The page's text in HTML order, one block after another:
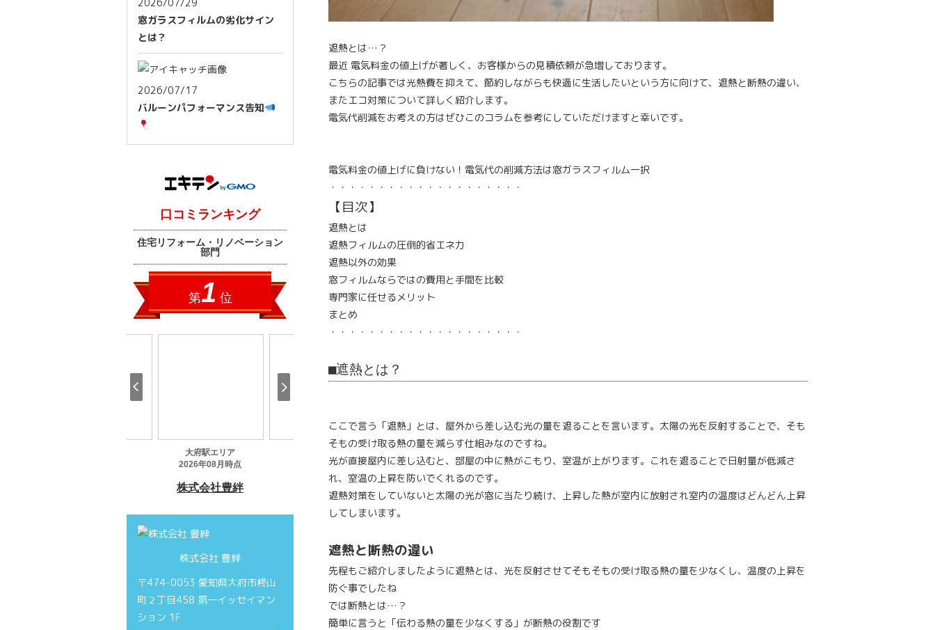
遮熱とは…？
最近 電気料金の値上げが著しく、お客様からの見積依頼が急増しております。
こちらの記事では光熱費を抑えて、節約しながらも快適に生活したいという方に向けて、遮熱と断熱の違い、
またエコ対策について詳しく紹介します。
電気代削減をお考えの方はぜひこのコラムを参考にしていただけますと幸いです。
電気料金の値上げに負けない！電気代の削減方法は窓ガラスフィルム一択
・・・・・・・・・・・・・・・・・・・・
【目次】
遮熱とは
遮熱フィルムの圧倒的省エネ力
遮熱以外の効果
窓フィルムならではの費用と手間を比較
専門家に任せるメリット
まとめ
・・・・・・・・・・・・・・・・・・・・
■遮熱とは？
ここで言う「遮熱」とは、屋外から差し込む光の量を遮ることを言います。太陽の光を反射することで、そも
そもの受け取る熱の量を減らす仕組みなのですね。
光が直接屋内に差し込むと、部屋の中に熱がこもり、室温が上がります。これを遮ることで日射量が低減さ
れ、室温の上昇を防いでくれるのです。
遮熱対策をしていないと太陽の光が窓に当たり続け、上昇した熱が室内に放射され室内の温度はどんどん上昇
してしまいます。
遮熱と断熱の違い
先程もご紹介しましたように遮熱とは、光を反射させてそもそもの受け取る熱の量を少なくし、温度の上昇を
防ぐ事でしたね
では断熱とは…？
簡単に言うと「伝わる熱の量を少なくする」が断熱の役割です
窓ガラスフィルムの劣化サイン
とは？
2026/07/17
バルーンパフォーマンス告知
株式会社 豊絆
〒474-0053 愛知県大府市柊山
町２丁目458 第一イッセイマン
ション 1F